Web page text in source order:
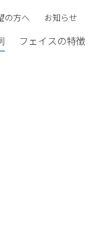
の方へ お知らせ
フェイスの特徴